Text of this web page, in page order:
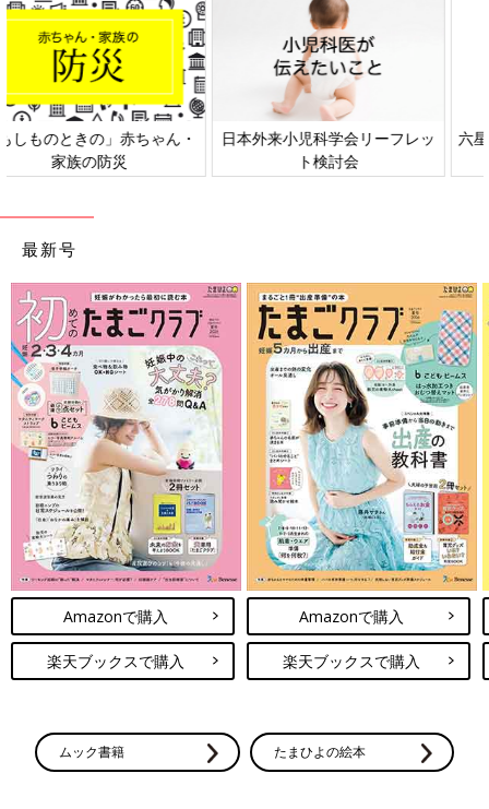
日本外来小児科学会リーフレッ
ト検討会
六星占術 細木かおりさんの人生
相談
最新号
Amazonで購入
楽天ブックスで購入
Amazonで購入
楽天ブックスで購入
ムック書籍 たまひよの絵本